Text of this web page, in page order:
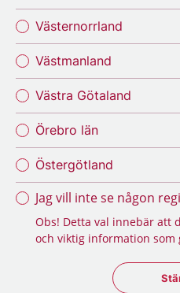
Västernorrland
Västmanland
Västra Götaland
Örebro län
Östergötland
Jag vill inte se någon
Obs! Detta val innebär att
och viktig information